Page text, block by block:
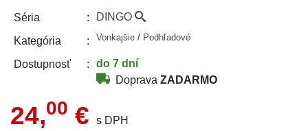
Séria DINGO
Kategória Vonkajšie / Podhľadové
Dostupnosť
do 7 dní
Doprava ZADARMO
24,00 €
s DPH